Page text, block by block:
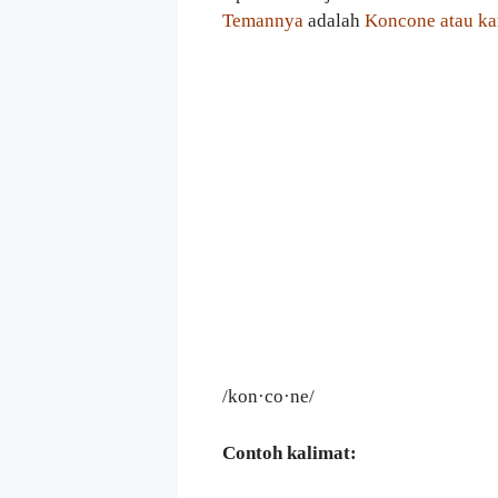
Temannya adalah Koncone atau
/kon·co·ne/
Contoh kalimat: